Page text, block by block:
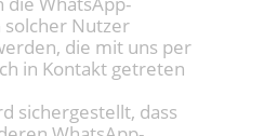
Nutzer
die mit uns per
in Kontakt getreten
sichergestellt, dass